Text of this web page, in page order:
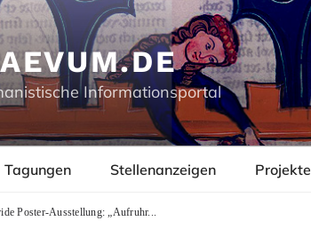
Informationsportal
Tagungen Stellenanzeigen Projekte
Poster-Ausstellung: „Aufruhr...